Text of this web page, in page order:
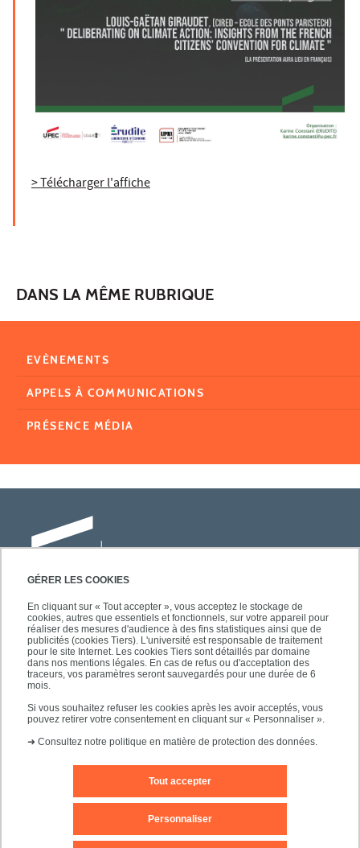
GÉRER LES COOKIES
En cliquant sur « Tout accepter », vous acceptez le stockage de
cookies, autres que essentiels et fonctionnels, sur votre appareil pour
réaliser des mesures d'audience à des fins statistiques ainsi que de
publicités (cookies Tiers). L'université est responsable de traitement
pour le site Internet. Les cookies Tiers sont détaillés par domaine
dans nos mentions légales. En cas de refus ou d'acceptation des
traceurs, vos paramètres seront sauvegardés pour une durée de 6
mois.
Si vous souhaitez refuser les cookies après les avoir acceptés, vous
pouvez retirer votre consentement en cliquant sur « Personnaliser ».
➜ Consultez notre politique en matière de protection des données.
Tout accepter
Personnaliser
> Télécharger l'affiche
DANS LA MÊME RUBRIQUE
EVÈNEMENTS
APPELS À COMMUNICATIONS
PRÉSENCE MÉDIA
Université Paris-Est Créteil
Faculté des lettres, langues et sciences
humaines
61, avenue du Général de Gaulle
94010 Créteil
Mentions légales
Plan d'accès Plan du site